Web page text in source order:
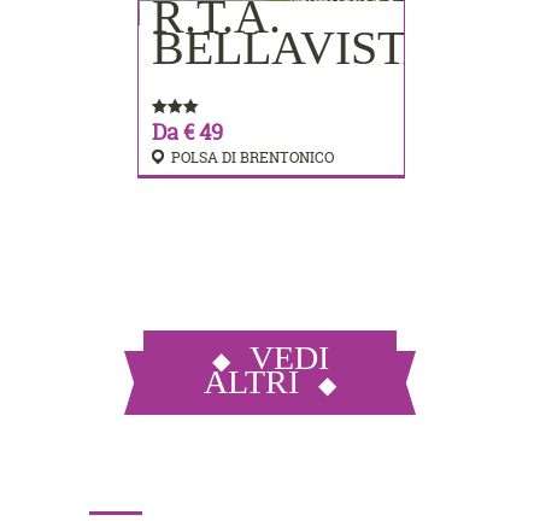
R.T.A.
BELLAVISTA
Da € 49
POLSA DI BRENTONICO
PRENOTA
VEDI
ALTRI